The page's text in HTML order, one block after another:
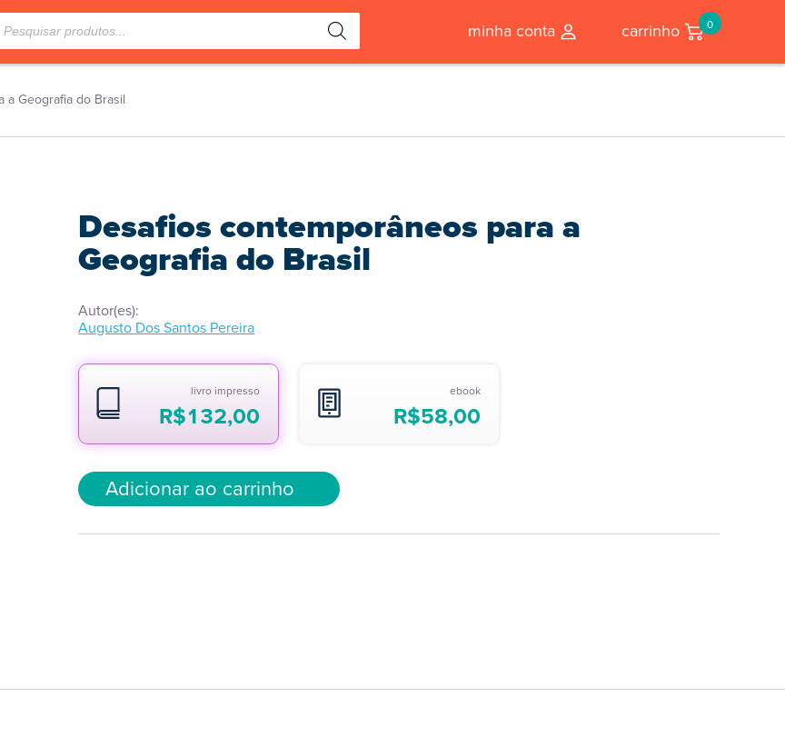
minha conta carrinho 0
a Geografia do Brasil
Desafios contemporâneos para a
Geografia do Brasil
Autor(es):
Augusto Dos Santos Pereira
livro impresso
R$132,00
ebook
R$58,00
Adicionar ao carrinho